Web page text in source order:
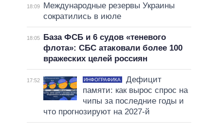
18:09
Международные резервы Украины
сократились в июле
18:05
База ФСБ и 6 судов «теневого
флота»: СБС атаковали более 100
вражеских целей россиян
17:52 ИНФОГРАФИКА
Дефицит
памяти: как вырос спрос на
чипы за последние годы и
что прогнозируют на 2027-й